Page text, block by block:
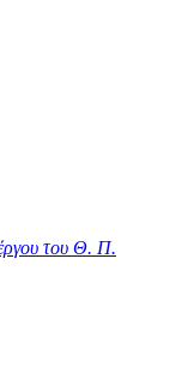
έργου του Θ. Π.